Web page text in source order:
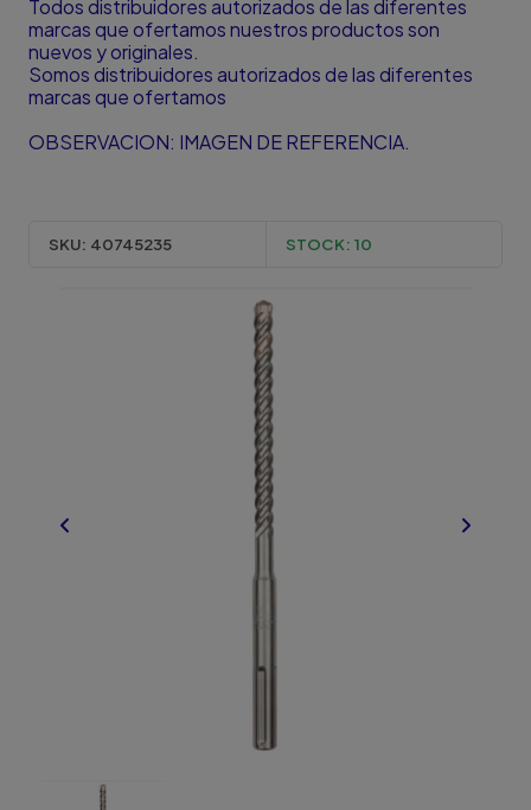
Todos distribuidores autorizados de las diferentes
marcas que ofertamos nuestros productos son
nuevos y originales.
Somos distribuidores autorizados de las diferentes
marcas que ofertamos
OBSERVACION: IMAGEN DE REFERENCIA.
SKU: 40745235 STOCK: 10